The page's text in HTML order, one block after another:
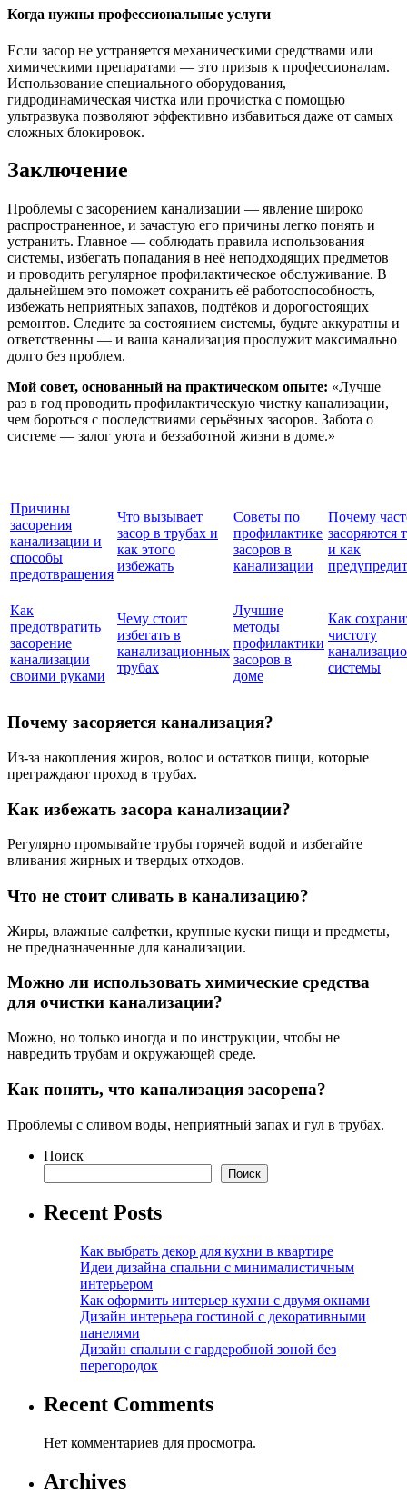
Когда нужны профессиональные услуги
Если засор не устраняется механическими средствами или
химическими препаратами — это призыв к профессионалам.
Использование специального оборудования,
гидродинамическая чистка или прочистка с помощью
ультразвука позволяют эффективно избавиться даже от самых
сложных блокировок.
Заключение
Проблемы с засорением канализации — явление широко
распространенное, и зачастую его причины легко понять и
устранить. Главное — соблюдать правила использования
системы, избегать попадания в неё неподходящих предметов
и проводить регулярное профилактическое обслуживание. В
дальнейшем это поможет сохранить её работоспособность,
избежать неприятных запахов, подтёков и дорогостоящих
ремонтов. Следите за состоянием системы, будьте аккуратны и
ответственны — и ваша канализация прослужит максимально
долго без проблем.
Мой совет, основанный на практическом опыте: «Лучше
раз в год проводить профилактическую чистку канализации,
чем бороться с последствиями серьёзных засоров. Забота о
системе — залог уюта и беззаботной жизни в доме.»
Причины
засорения
канализации и
способы
предотвращения
Что вызывает
засор в трубах и
как этого
избежать
Советы по
профилактике
засоров в
канализации
Почему
засоряются
и как
Как
предотвратить
засорение
канализации
своими руками
Чему стоит
избегать в
канализационных
трубах
Лучшие
методы
профилактики
засоров в
доме
Как
чистоту
системы
Почему засоряется канализация?
Из-за накопления жиров, волос и остатков пищи, которые
преграждают проход в трубах.
Как избежать засора канализации?
Регулярно промывайте трубы горячей водой и избегайте
вливания жирных и твердых отходов.
Что не стоит сливать в канализацию?
Жиры, влажные салфетки, крупные куски пищи и предметы,
не предназначенные для канализации.
Можно ли использовать химические средства
для очистки канализации?
Можно, но только иногда и по инструкции, чтобы не
навредить трубам и окружающей среде.
Как понять, что канализация засорена?
Проблемы с сливом воды, неприятный запах и гул в трубах.
Поиск
Поиск
Recent Posts
Как выбрать декор для кухни в квартире
Идеи дизайна спальни с минималистичным
интерьером
Как оформить интерьер кухни с двумя окнами
Дизайн интерьера гостиной с декоративными
панелями
Дизайн спальни с гардеробной зоной без
перегородок
Recent Comments
Нет комментариев для просмотра.
Archives